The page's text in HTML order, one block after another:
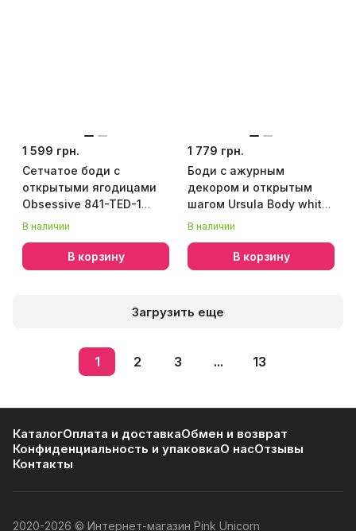
1 599 грн.
Сетчатое боди с
открытыми ягодицами
Obsessive 841-TED-1
teddy S/M, черный
В наличии
В корзину
1 779 грн.
Боди с ажурным
декором и открытым
шагом Ursula Body white
L/XL — Passion
В наличии
В корзину
Загрузить еще
1 2 3 ... 13
КаталогОплата и доставкаОбмен и возврат
Конфиденциальность и упаковкаО насОтзывы
Контакты
2020-2026 © Интернет-магазин Pink Unicorn